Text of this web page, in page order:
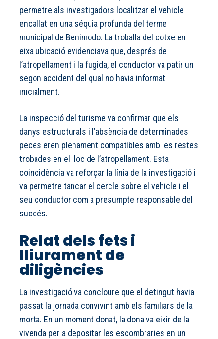
permetre als investigadors localitzar el vehicle
encallat en una séquia profunda del terme
municipal de Benimodo. La troballa del cotxe en
eixa ubicació evidenciava que, després de
l’atropellament i la fugida, el conductor va patir un
segon accident del qual no havia informat
inicialment.
La inspecció del turisme va confirmar que els
danys estructurals i l’absència de determinades
peces eren plenament compatibles amb les restes
trobades en el lloc de l’atropellament. Esta
coincidència va reforçar la línia de la investigació i
va permetre tancar el cercle sobre el vehicle i el
seu conductor com a presumpte responsable del
succés.
Relat dels fets i
lliurament de
diligències
La investigació va concloure que el detingut havia
passat la jornada convivint amb els familiars de la
morta. En un moment donat, la dona va eixir de la
vivenda per a depositar les escombraries en un